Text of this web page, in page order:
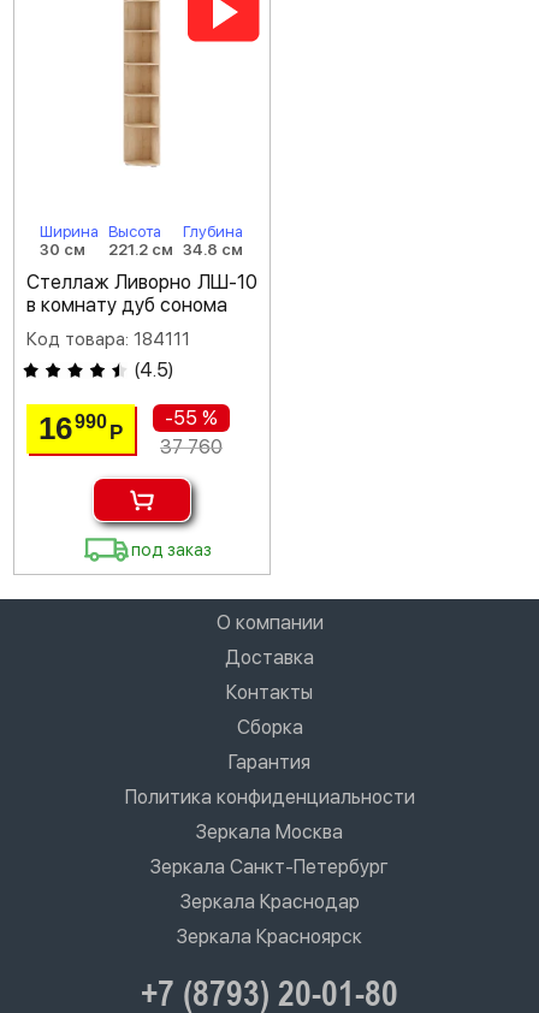
Ширина
30 см
Высота
221.2 см
Глубина
34.8 см
Стеллаж Ливорно ЛШ-10
в комнату дуб сонома
Код товара: 184111
(4.5)
16990Р
-55 %
37 760
под заказ
О компании
Доставка
Контакты
Сборка
Гарантия
Политика конфиденциальности
Зеркала Москва
Зеркала Санкт-Петербург
Зеркала Краснодар
Зеркала Красноярск
+7 (8793) 20-01-80